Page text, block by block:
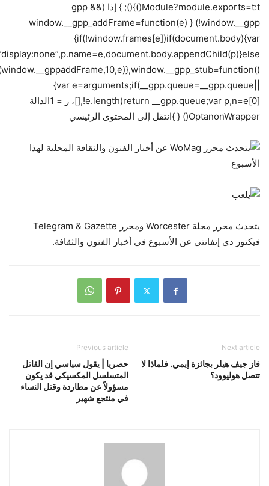
Module?module.exports=t:t()}(); } إذا (gpp &&
!window.__gpp) { window.__gpp_addFrame=function(e)
{if(!window.frames[e])if(document.body){var
{var e=arguments;if(__gpp.queue=__gpp.queue||
[],!e.length)return __gpp.queue;var p,n=e[0]، ر = 1الدالة
OptanonWrapper() { }انتقل إلى المحتوى الرئيسي
يتحدث محرر مجلة Worcester ومحرر Telegram & Gazette
فيكتور دي إنفانتي عن الأسبوع في أخبار الفنون والثقافة.
Previous article
حصريا | يقول سياسي إن القاتل
المتسلسل المكسيكي قد يكون
مسؤولاً عن مطاردة وقتل النساء
في منتجع شهير
Next article
فاز جيف هيلر بجائزة إيمي. فلماذا لا
تتصل هوليوود؟